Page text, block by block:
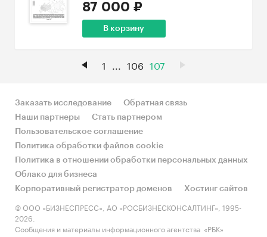
87 000 ₽
В корзину
1 ... 106 107
Заказать исследование
Обратная связь
Наши партнеры
Стать партнером
Пользовательское соглашение
Политика обработки файлов cookie
Политика в отношении обработки персональных данных
Облако для бизнеса
Корпоративный регистратор доменов
Хостинг сайтов
© ООО «БИЗНЕСПРЕСС», АО «РОСБИЗНЕСКОНСАЛТИНГ», 1995-
2026.
Сообщения и материалы информационного агентства «РБК»